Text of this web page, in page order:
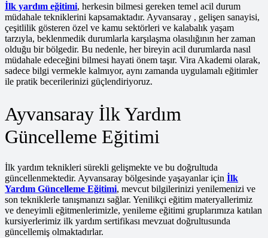
İlk yardım eğitimi, herkesin bilmesi gereken temel acil durum
müdahale tekniklerini kapsamaktadır. Ayvansaray , gelişen sanayisi,
çeşitlilik gösteren özel ve kamu sektörleri ve kalabalık yaşam
tarzıyla, beklenmedik durumlarla karşılaşma olasılığının her zaman
olduğu bir bölgedir. Bu nedenle, her bireyin acil durumlarda nasıl
müdahale edeceğini bilmesi hayati önem taşır. Vira Akademi olarak,
sadece bilgi vermekle kalmıyor, aynı zamanda uygulamalı eğitimler
ile pratik becerilerinizi güçlendiriyoruz.
Ayvansaray İlk Yardım
Güncelleme Eğitimi
İlk yardım teknikleri sürekli gelişmekte ve bu doğrultuda
güncellenmektedir. Ayvansaray bölgesinde yaşayanlar için İlk
Yardım Güncelleme Eğitimi, mevcut bilgilerinizi yenilemenizi ve
son tekniklerle tanışmanızı sağlar. Yenilikçi eğitim materyallerimiz
ve deneyimli eğitmenlerimizle, yenileme eğitimi gruplarımıza katılan
kursiyerlerimiz ilk yardım sertifikası mevzuat doğrultusunda
güncellemiş olmaktadırlar.